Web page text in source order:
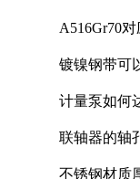
A516Gr70
镀镍钢带可
计量泵如何
联轴器的轴
不锈钢材质